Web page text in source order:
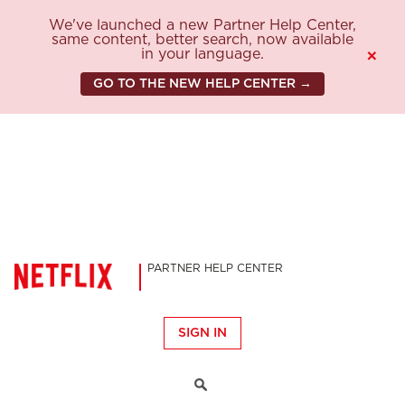
We've launched a new Partner Help Center,
same content, better search, now available
in your language.
GO TO THE NEW HELP CENTER →
×
PARTNER HELP CENTER
SIGN IN